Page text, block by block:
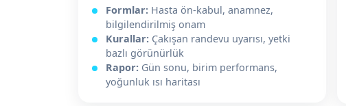
Formlar: Hasta ön-kabul, anamnez,
bilgilendirilmiş onam
Kurallar: Çakışan randevu uyarısı, yetki
bazlı görünürlük
Rapor: Gün sonu, birim performans,
yoğunluk ısı haritası